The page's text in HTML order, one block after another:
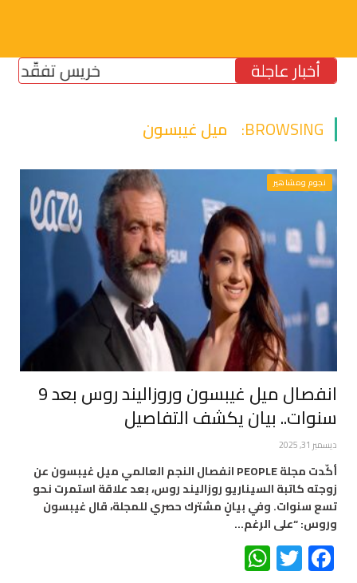
أخبار عاجلة خريس تفقّد مركز
BROWSING: ميل غيبسون
نجوم ومشاهير
انفصال ميل غيبسون وروزاليند روس بعد 9
سنوات.. بيان يكشف التفاصيل
ديسمبر 31, 2025
أكّدت مجلة PEOPLE انفصال النجم العالمي ميل غيبسون عن
زوجته كاتبة السيناريو روزاليند روس، بعد علاقة استمرت نحو
تسع سنوات. وفي بيانٍ مشترك حصري للمجلة، قال غيبسون
وروس: “على الرغم…
Facebook
Twitter